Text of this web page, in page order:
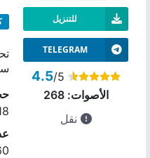
للتنزيل
TELEGRAM
4.5/5
الأصوات:268
نقل
18